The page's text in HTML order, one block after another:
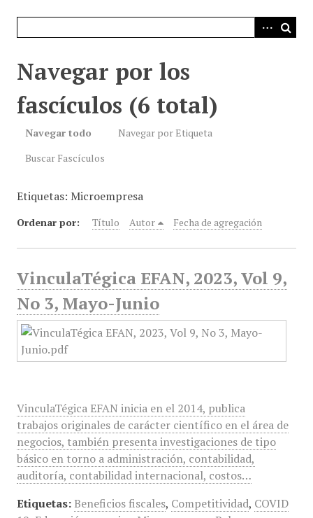
Navegar por los
fascículos (6 total)
Navegar todo
Navegar por Etiqueta
Buscar Fascículos
Etiquetas: Microempresa
Ordenar por: Título Autor Fecha de agregación
VinculaTégica EFAN, 2023, Vol 9,
No 3, Mayo-Junio
VinculaTégica EFAN inicia en el 2014, publica
trabajos originales de carácter científico en el área de
negocios, también presenta investigaciones de tipo
básico en torno a administración, contabilidad,
auditoría, contabilidad internacional, costos…
Etiquetas: Beneficios fiscales, Competitividad, COVID